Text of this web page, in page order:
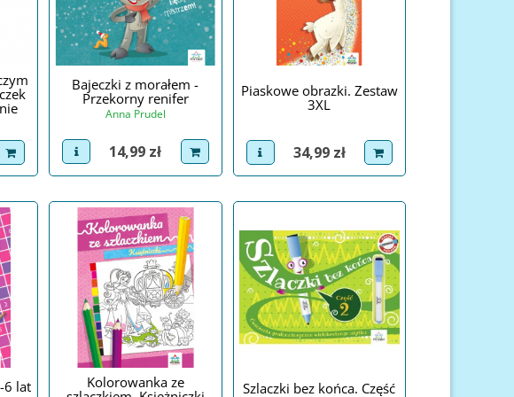
dodaj do koszyka
Bajeczki z morałem -
Przekorny renifer
Anna Prudel
view product
Cena
14,99 zł dodaj do koszyka
Piaskowe obrazki. Zestaw
3XL
view product
Cena
34,99 zł dodaj do koszyka
6 lat
Kolorowanka ze
Szlaczki bez końca. Część